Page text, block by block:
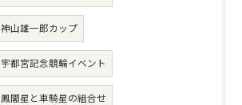
神山雄一郎カップ
宇都宮記念競輪イベント
鳳閣星と車騎星の組合せ